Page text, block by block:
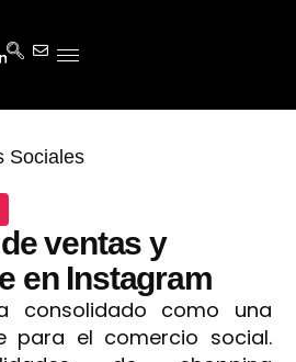
Sociales
ventas y
en Instagram
consolidado como una
para el comercio social.